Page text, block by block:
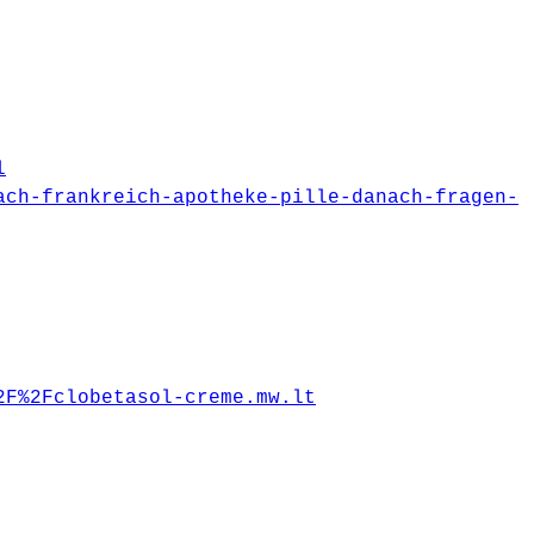
frankreich-apotheke-pille-danach-fragen-
creme.mw.lt